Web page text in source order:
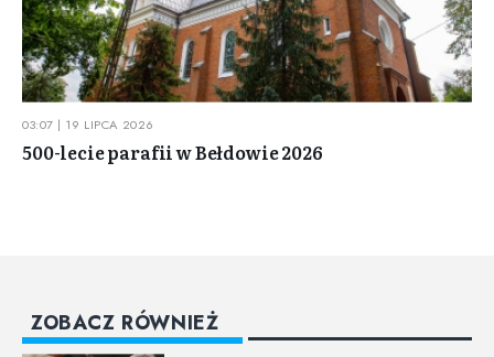
03:07 | 19 LIPCA 2026
500-lecie parafii w Bełdowie 2026
ZOBACZ RÓWNIEŻ